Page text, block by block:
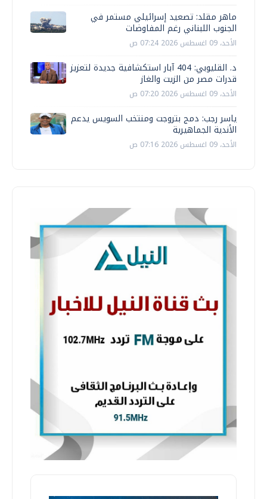
ماهر مقلد: تصعيد إسرائيلي مستمر في
الجنوب اللبناني رغم المفاوضات
الأحد، 09 اغسطس 2026 07:24 ص
د. القليوبي: 404 آبار استكشافية جديدة لتعزيز
قدرات مصر من الزيت والغاز
الأحد، 09 اغسطس 2026 07:20 ص
ياسر رجب: دمج بتروجت ومنتخب السويس يدعم
الأندية الجماهيرية
الأحد، 09 اغسطس 2026 07:16 ص